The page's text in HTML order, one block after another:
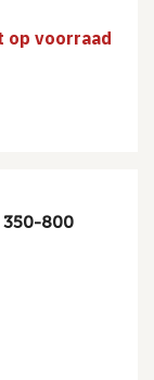
op voorraad
350-800